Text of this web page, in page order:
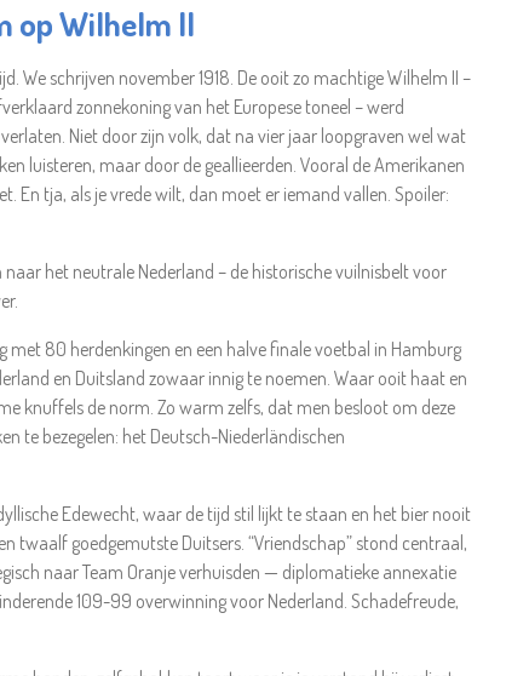
op Wilhelm II
We schrijven november 1918. De ooit zo machtige Wilhelm II –
zonnekoning van het Europese toneel – werd
Niet door zijn volk, dat na vier jaar loopgraven wel wat
luisteren, maar door de geallieerden. Vooral de Amerikanen
En tja, als je vrede wilt, dan moet er iemand vallen. Spoiler:
het neutrale Nederland – de historische vuilnisbelt voor
met 80 herdenkingen en een halve finale voetbal in Hamburg
en Duitsland zowaar innig te noemen. Waar ooit haat en
knuffels de norm. Zo warm zelfs, dat men besloot om deze
te bezegelen: het Deutsch-Niederländischen
Edewecht, waar de tijd stil lijkt te staan en het bier nooit
twaalf goedgemutste Duitsers. “Vriendschap” stond centraal,
naar Team Oranje verhuisden — diplomatieke annexatie
109-99 overwinning voor Nederland. Schadefreude,